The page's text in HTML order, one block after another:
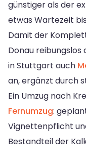
günstiger als der
etwas Wartezeit
Damit der
Donau
in Stuttgart auch
an, ergänzt durch
Ein Umzug nach
Fernumzug:
Vignettenpflicht
Bestandteil der